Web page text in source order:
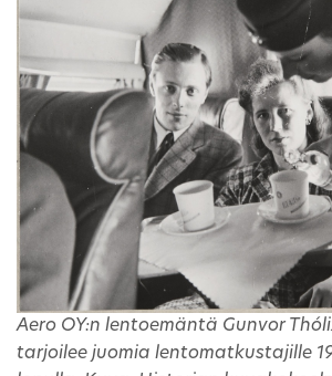
Aero OY:n lentoemäntä Gunvor
tarjoilee juomia lentomatkustajille